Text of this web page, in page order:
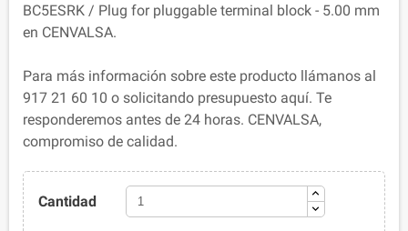
BC5ESRK / Plug for pluggable terminal block - 5.00 mm
en CENVALSA.
Para más información sobre este producto llámanos al
917 21 60 10 o solicitando presupuesto aquí. Te
responderemos antes de 24 horas. CENVALSA,
compromiso de calidad.
Cantidad